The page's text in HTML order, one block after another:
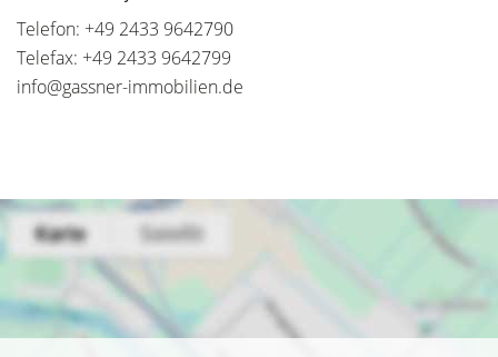
Telefon: +49 2433 9642790
Telefax: +49 2433 9642799
info@gassner-immobilien.de